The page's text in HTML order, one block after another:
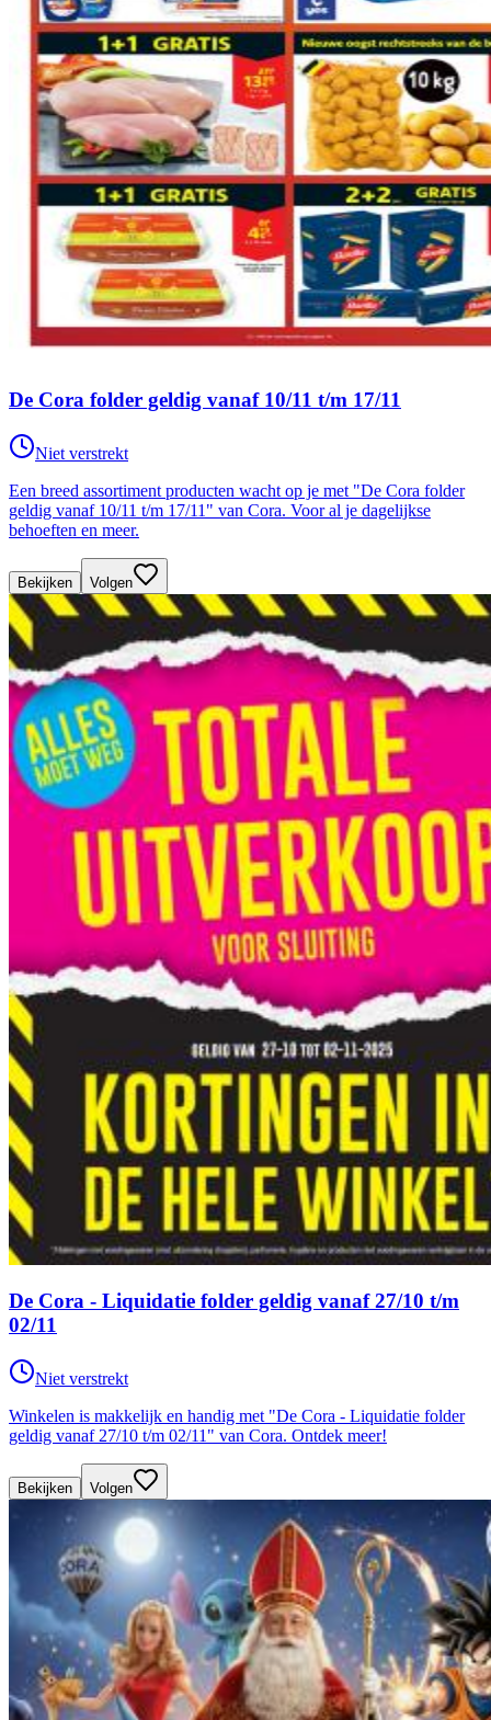
De Cora folder geldig vanaf 10/11 t/m 17/11
Niet verstrekt
Een breed assortiment producten wacht op je met "De Cora folder
geldig vanaf 10/11 t/m 17/11" van Cora. Voor al je dagelijkse
behoeften en meer.
Bekijken Volgen
De Cora - Liquidatie folder geldig vanaf 27/10 t/m
02/11
Niet verstrekt
Winkelen is makkelijk en handig met "De Cora - Liquidatie folder
geldig vanaf 27/10 t/m 02/11" van Cora. Ontdek meer!
Bekijken Volgen